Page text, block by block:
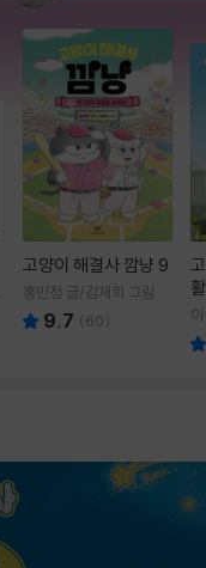
고양이 해결사 깜냥 9
홍민정 글/김재희 그림
9.7 (60)